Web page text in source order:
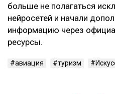
больше не полагаться
нейросетей и начали
информацию через
ресурсы.
авиация туризм